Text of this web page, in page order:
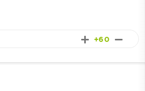
+60